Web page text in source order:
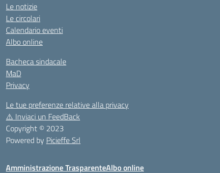
Le notizie
Le circolari
Calendario eventi
Albo online
Bacheca sindacale
MaD
Privacy
Le tue preferenze relative alla privacy
⚠️ Inviaci un FeedBack
Copyright © 2023
Powered by Picieffe Srl
Amministrazione TrasparenteAlbo online